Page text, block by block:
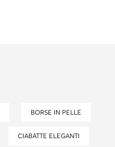
BORSE IN PELLE
CIABATTE ELEGANTI